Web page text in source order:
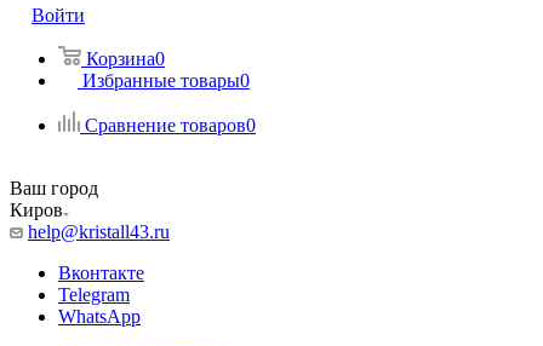
Войти
Корзина0
Избранные товары0
Сравнение товаров0
Ваш город
Киров
help@kristall43.ru
Вконтакте
Telegram
WhatsApp